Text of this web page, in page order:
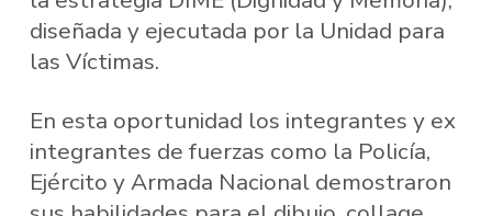
diseñada y ejecutada por la Unidad para
las Víctimas.
En esta oportunidad los integrantes y ex
integrantes de fuerzas como la Policía,
Ejército y Armada Nacional demostraron